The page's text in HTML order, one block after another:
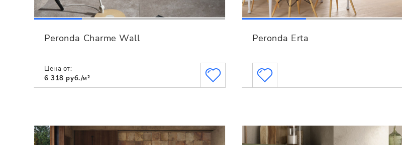
Peronda Charme Wall
Цена от:
6 318 руб./м²
Peronda Erta